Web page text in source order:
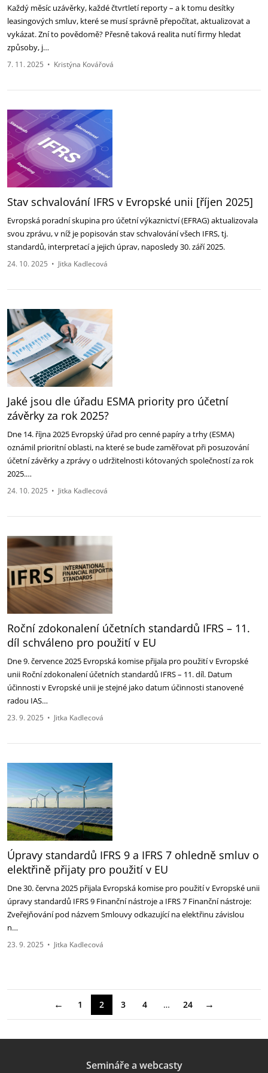
Každý měsíc uzávěrky, každé čtvrtletí reporty – a k tomu desítky
leasingových smluv, které se musí správně přepočítat, aktualizovat a
vykázat. Zní to povědomě? Přesně taková realita nutí firmy hledat
způsoby, j…
7. 11. 2025 • Kristýna Kovářová
Stav schvalování IFRS v Evropské unii [říjen 2025]
Evropská poradní skupina pro účetní výkaznictví (EFRAG) aktualizovala
svou zprávu, v níž je ‎popisován stav schvalování všech IFRS, tj.
standardů, interpretací a jejich úprav, naposledy 30. září ‎‎2025.‎
24. 10. 2025 • Jitka Kadlecová
Jaké jsou dle úřadu ESMA priority pro účetní
závěrky za rok 2025?‎
Dne 14. října 2025 Evropský úřad pro cenné papíry a trhy (ESMA)
oznámil prioritní oblasti, na které se ‎bude zaměřovat při posuzování
účetní závěrky a zprávy o udržitelnosti kótovaných společností za ‎rok
2025.…
24. 10. 2025 • Jitka Kadlecová
Roční zdokonalení účetních standardů IFRS – 11.
díl schváleno pro ‎použití v EU ‎
Dne 9. července 2025 Evropská komise přijala pro použití v Evropské
unii Roční zdokonalení ‎účetních standardů IFRS – 11. díl. Datum
účinnosti v Evropské unii je stejné jako datum účinnosti ‎stanovené
radou IAS…
23. 9. 2025 • Jitka Kadlecová
Úpravy standardů IFRS 9 a IFRS 7 ohledně smluv o
elektřině přijaty pro ‎použití v EU
Dne 30. června 2025 přijala Evropská komise pro použití v Evropské unii
úpravy standardů IFRS 9 ‎Finanční nástroje a IFRS 7 Finanční nástroje:
Zveřejňování pod názvem Smlouvy odkazující na ‎elektřinu závislou
n…
23. 9. 2025 • Jitka Kadlecová
← 1 2 3 4 … 24 →
Semináře a webcasty